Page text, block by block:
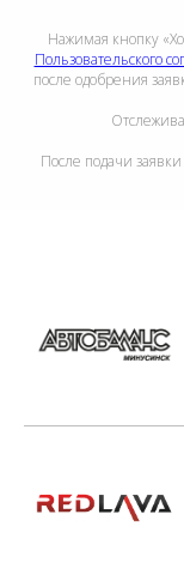
Нажимая кнопку
Пользовательского
после одобрения
После подачи